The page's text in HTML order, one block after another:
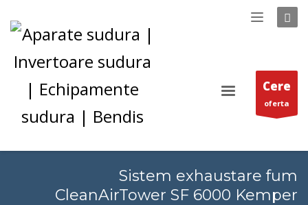
Cere
oferta
Sistem exhaustare fum
CleanAirTower SF 6000 Kemper